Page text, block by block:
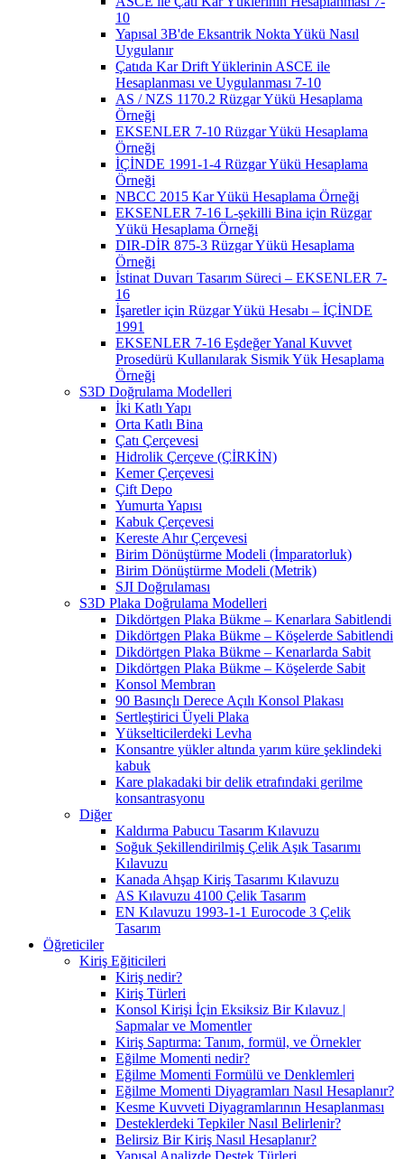
10
Yapısal 3B'de Eksantrik Nokta Yükü Nasıl
Uygulanır
Çatıda Kar Drift Yüklerinin ASCE ile
Hesaplanması ve Uygulanması 7-10
AS / NZS 1170.2 Rüzgar Yükü Hesaplama
Örneği
EKSENLER 7-10 Rüzgar Yükü Hesaplama
Örneği
İÇİNDE 1991-1-4 Rüzgar Yükü Hesaplama
Örneği
NBCC 2015 Kar Yükü Hesaplama Örneği
EKSENLER 7-16 L-şekilli Bina için Rüzgar
Yükü Hesaplama Örneği
DIR-DİR 875-3 Rüzgar Yükü Hesaplama
Örneği
İstinat Duvarı Tasarım Süreci – EKSENLER 7-
16
İşaretler için Rüzgar Yükü Hesabı – İÇİNDE
1991
EKSENLER 7-16 Eşdeğer Yanal Kuvvet
Prosedürü Kullanılarak Sismik Yük Hesaplama
Örneği
S3D Doğrulama Modelleri
İki Katlı Yapı
Orta Katlı Bina
Çatı Çerçevesi
Hidrolik Çerçeve (ÇİRKİN)
Kemer Çerçevesi
Çift Depo
Yumurta Yapısı
Kabuk Çerçevesi
Kereste Ahır Çerçevesi
Birim Dönüştürme Modeli (İmparatorluk)
Birim Dönüştürme Modeli (Metrik)
SJI Doğrulaması
S3D Plaka Doğrulama Modelleri
Dikdörtgen Plaka Bükme – Kenarlara Sabitlendi
Dikdörtgen Plaka Bükme – Köşelerde Sabitlendi
Dikdörtgen Plaka Bükme – Kenarlarda Sabit
Dikdörtgen Plaka Bükme – Köşelerde Sabit
Konsol Membran
90 Basınçlı Derece Açılı Konsol Plakası
Sertleştirici Üyeli Plaka
Yükselticilerdeki Levha
Konsantre yükler altında yarım küre şeklindeki
kabuk
Kare plakadaki bir delik etrafındaki gerilme
konsantrasyonu
Diğer
Kaldırma Pabucu Tasarım Kılavuzu
Soğuk Şekillendirilmiş Çelik Aşık Tasarımı
Kılavuzu
Kanada Ahşap Kiriş Tasarımı Kılavuzu
AS Kılavuzu 4100 Çelik Tasarım
EN Kılavuzu 1993-1-1 Eurocode 3 Çelik
Tasarım
Öğreticiler
Kiriş Eğiticileri
Kiriş nedir?
Kiriş Türleri
Konsol Kirişi İçin Eksiksiz Bir Kılavuz |
Sapmalar ve Momentler
Kiriş Saptırma: Tanım, formül, ve Örnekler
Eğilme Momenti nedir?
Eğilme Momenti Formülü ve Denklemleri
Eğilme Momenti Diyagramları Nasıl Hesaplanır?
Kesme Kuvveti Diyagramlarının Hesaplanması
Desteklerdeki Tepkiler Nasıl Belirlenir?
Belirsiz Bir Kiriş Nasıl Hesaplanır?